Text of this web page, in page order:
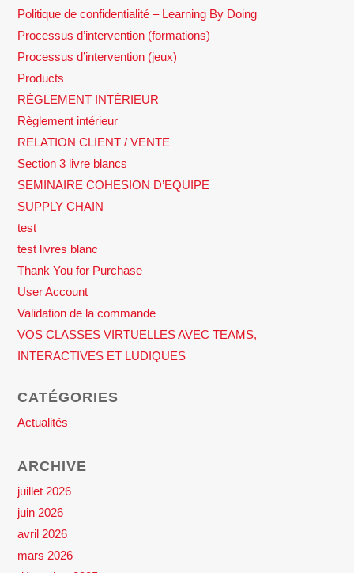
Politique de confidentialité – Learning By Doing
Processus d’intervention (formations)
Processus d’intervention (jeux)
Products
RÈGLEMENT INTÉRIEUR
Règlement intérieur
RELATION CLIENT / VENTE
Section 3 livre blancs
SEMINAIRE COHESION D’EQUIPE
SUPPLY CHAIN
test
test livres blanc
Thank You for Purchase
User Account
Validation de la commande
VOS CLASSES VIRTUELLES AVEC TEAMS,
INTERACTIVES ET LUDIQUES
CATÉGORIES
Actualités
ARCHIVE
juillet 2026
juin 2026
avril 2026
mars 2026